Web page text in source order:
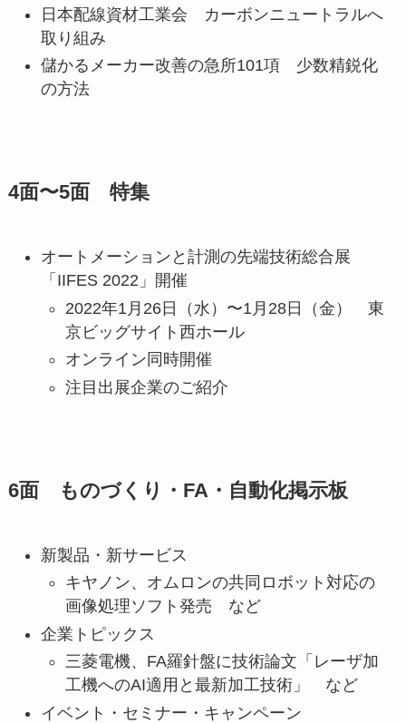
日本配線資材工業会 カーボンニュートラルへ
取り組み
儲かるメーカー改善の急所101項 少数精鋭化
の方法
4面〜5面 特集
オートメーションと計測の先端技術総合展
「IIFES 2022」開催
2022年1月26日（水）〜1月28日（金） 東
京ビッグサイト西ホール
オンライン同時開催
注目出展企業のご紹介
6面 ものづくり・FA・自動化掲示板
新製品・新サービス
キヤノン、オムロンの共同ロボット対応の
画像処理ソフト発売 など
企業トピックス
三菱電機、FA羅針盤に技術論文「レーザ加
工機へのAI適用と最新加工技術」 など
イベント・セミナー・キャンペーン